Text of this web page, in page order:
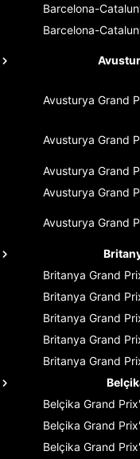
Barcelona-
Barcelona-
Avusturya Grand
Avusturya Grand
Avusturya Grand
Avusturya Grand
Avusturya Grand
Britanya Grand
Britanya Grand
Britanya Grand
Britanya Grand
Britanya Grand
Belçika Grand
Belçika Grand
Belçika Grand